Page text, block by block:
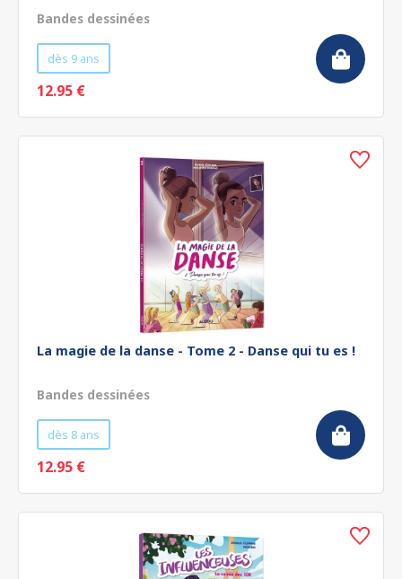
Bandes dessinées
dès 9 ans
12.95 €
La magie de la danse - Tome 2 - Danse qui tu es !
Bandes dessinées
dès 8 ans
12.95 €